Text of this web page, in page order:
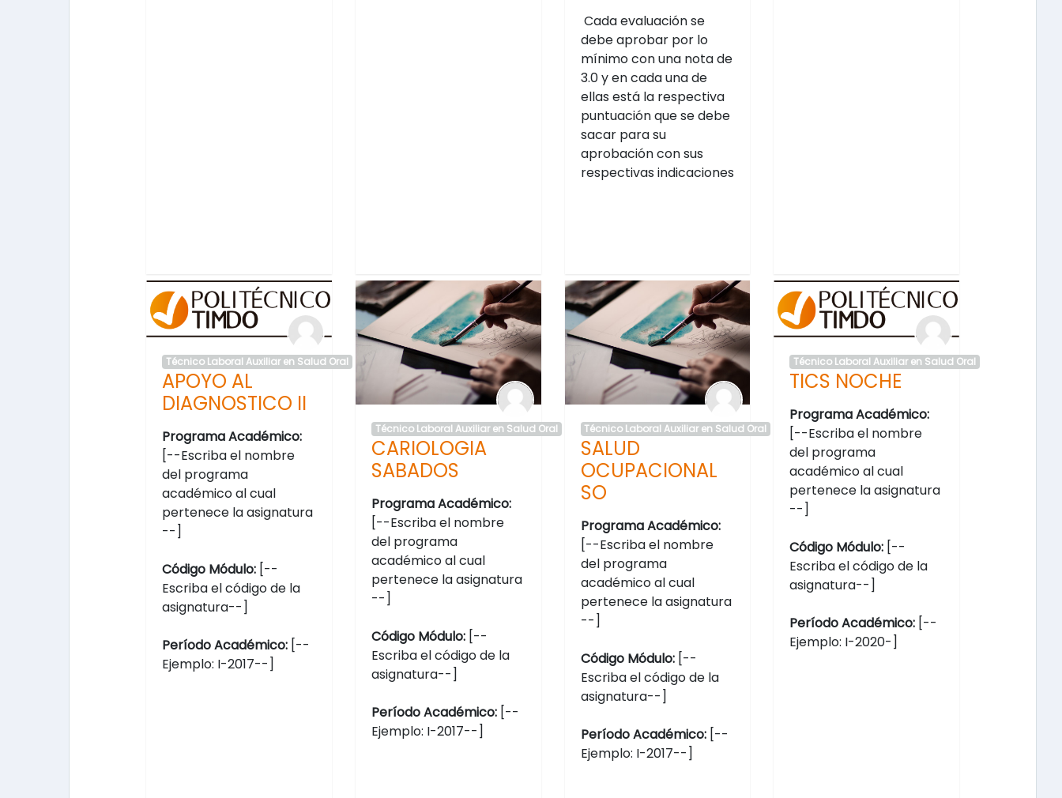
Cada evaluación se
debe aprobar por lo
mínimo con una nota de
3.0 y en cada una de
ellas está la respectiva
puntuación que se debe
sacar para su
aprobación con sus
respectivas indicaciones
Técnico Laboral Auxiliar en Salud Oral
APOYO AL
DIAGNOSTICO II
Programa Académico:
[--Escriba el nombre
del programa
académico al cual
pertenece la asignatura
--]
Código Módulo: [--
Escriba el código de la
asignatura--]
Período Académico: [--
Ejemplo: I-2017--]
Técnico Laboral Auxiliar en Salud Oral
CARIOLOGIA
SABADOS
Programa Académico:
[--Escriba el nombre
del programa
académico al cual
pertenece la asignatura
--]
Código Módulo:[--
Escriba el código de la
asignatura--]
Período Académico: [--
Ejemplo: I-2017--]
Técnico Laboral Auxiliar en Salud Oral
SALUD
OCUPACIONAL
SO
Programa Académico:
[--Escriba el nombre
del programa
académico al cual
pertenece la asignatura
--]
Código Módulo:[--
Escriba el código de la
asignatura--]
Período Académico: [--
Ejemplo: I-2017--]
Técnico Laboral Auxiliar en Salud Oral
TICS NOCHE
Programa Académico:
[--Escriba el nombre
del programa
académico al cual
pertenece la asignatura
--]
Código Módulo: [--
Escriba el código de la
asignatura--]
Período Académico: [--
Ejemplo: I-2020-]